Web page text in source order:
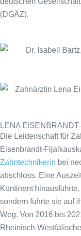
(DGÄZ).
LENA
Die Leidenschaft für
Eisenbrandt-
Zahntechnikerin bei
abschloss. Eine
Kontinent
sondern führte sie auf
Weg. Von 2016 bis
Rheinisch-